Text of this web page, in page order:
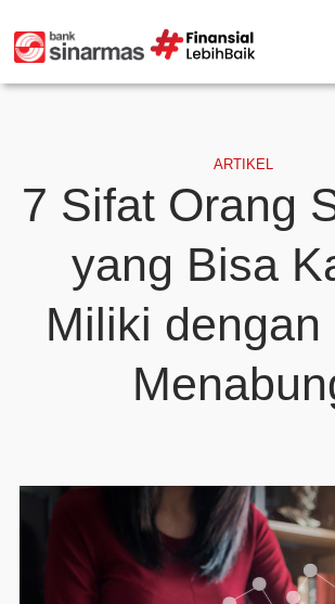
ARTIKEL
7 Sifat Orang
yang Bisa
Miliki dengan